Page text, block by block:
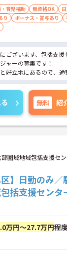
育児補助 無資格OK
り
ボーナス・賞与あり
ございます、包括支援
ャーの募集です！
好立地にあるので、通
用可能な託児所があり
も安心して働けます★
ナビ介護職までお問い
無料 紹
圏域地域包括支援セ
区】日勤のみ
括支援センタ
万円～27.7万円程